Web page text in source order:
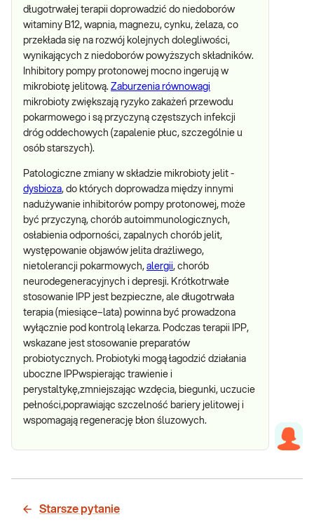
długotrwałej terapii doprowadzić do niedoborów
witaminy B12, wapnia, magnezu, cynku, żelaza, co
przekłada się na rozwój kolejnych dolegliwości,
wynikających z niedoborów powyższych składników.
Inhibitory pompy protonowej mocno ingerują w
mikrobiotę jelitową. Zaburzenia równowagi
mikrobioty zwiększają ryzyko zakażeń przewodu
pokarmowego i są przyczyną częstszych infekcji
dróg oddechowych (zapalenie płuc, szczególnie u
osób starszych).
Patologiczne zmiany w składzie mikrobioty jelit -
dysbioza, do których doprowadza między innymi
nadużywanie inhibitorów pompy protonowej, może
być przyczyną, chorób autoimmunologicznych,
osłabienia odporności, zapalnych chorób jelit,
występowanie objawów jelita drażliwego,
nietolerancji pokarmowych, alergii, chorób
neurodegeneracyjnych i depresji. Krótkotrwałe
stosowanie IPP jest bezpieczne, ale długotrwała
terapia (miesiące–lata) powinna być prowadzona
wyłącznie pod kontrolą lekarza. Podczas terapii IPP,
wskazane jest stosowanie preparatów
probiotycznych. Probiotyki mogą łagodzić działania
uboczne IPPwspierając trawienie i
perystaltykę,zmniejszając wzdęcia, biegunki, uczucie
pełności,poprawiając szczelność bariery jelitowej i
wspomagają regenerację błon śluzowych.
Starsze pytanie